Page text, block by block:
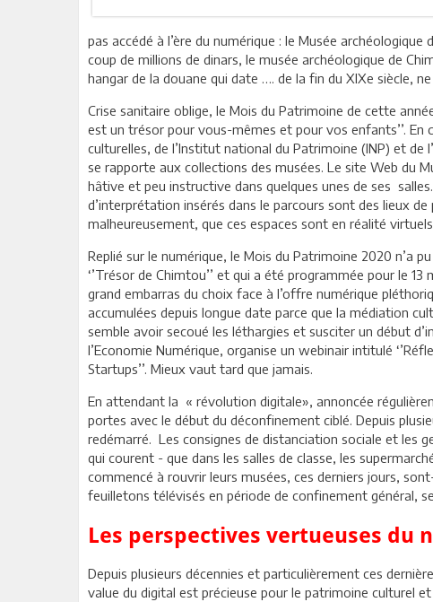
pas accédé à l’ère du numérique : le Musée
coup de millions de dinars, le musée archéologique de
hangar de la douane qui date …. de la fin du XIXe siècle,
Crise sanitaire oblige, le Mois du Patrimoine de cette
est un trésor pour vous-mêmes et pour vos enfants’’.
culturelles, de l’Institut national du Patrimoine (INP) et de
se rapporte aux collections des musées. Le site Web du
hâtive et peu instructive dans quelques unes de ses salles.
d’interprétation insérés dans le parcours sont des lieux
malheureusement, que ces espaces sont en réalité
Replié sur le numérique, le Mois du Patrimoine 2020 n’a
‘’Trésor de Chimtou’’ et qui a été programmée pour le
grand embarras du choix face à l’offre numérique
accumulées depuis longue date parce que la médiation
semble avoir secoué les léthargies et susciter un début
l’Economie Numérique, organise un webinair intitulé
Startups’’. Mieux vaut tard que jamais.
En attendant la « révolution digitale», annoncée
portes avec le début du déconfinement ciblé. Depuis
redémarré. Les consignes de distanciation sociale et les
qui courent - que dans les salles de classe, les
commencé à rouvrir leurs musées, ces derniers jours,
feuilletons télévisés en période de confinement général,
Les perspectives vertueuses du
Depuis plusieurs décennies et particulièrement ces
value du digital est précieuse pour le patrimoine culturel